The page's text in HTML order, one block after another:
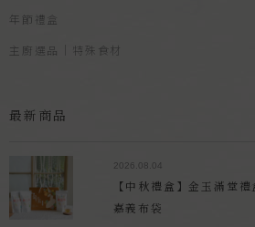
年節禮盒
主廚選品｜特殊食材
最新商品
2026.08.04
【中秋禮盒】金玉滿堂禮
嘉義布袋